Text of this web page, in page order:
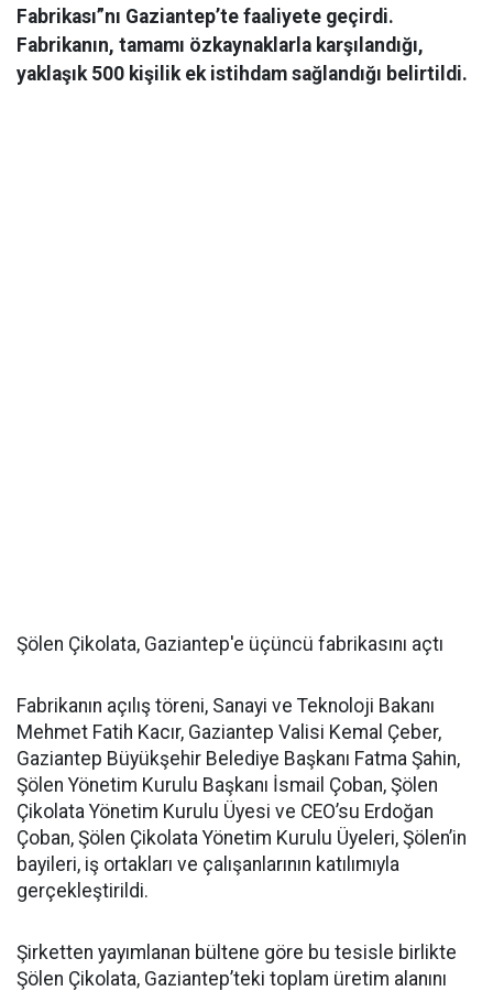
Fabrikası”nı Gaziantep’te faaliyete geçirdi.
Fabrikanın, tamamı özkaynaklarla karşılandığı,
yaklaşık 500 kişilik ek istihdam sağlandığı belirtildi.
Şölen Çikolata, Gaziantep'e üçüncü fabrikasını açtı
Fabrikanın açılış töreni, Sanayi ve Teknoloji Bakanı
Mehmet Fatih Kacır, Gaziantep Valisi Kemal Çeber,
Gaziantep Büyükşehir Belediye Başkanı Fatma Şahin,
Şölen Yönetim Kurulu Başkanı İsmail Çoban, Şölen
Çikolata Yönetim Kurulu Üyesi ve CEO’su Erdoğan
Çoban, Şölen Çikolata Yönetim Kurulu Üyeleri, Şölen’in
bayileri, iş ortakları ve çalışanlarının katılımıyla
gerçekleştirildi.
Şirketten yayımlanan bültene göre bu tesisle birlikte
Şölen Çikolata, Gaziantep’teki toplam üretim alanını